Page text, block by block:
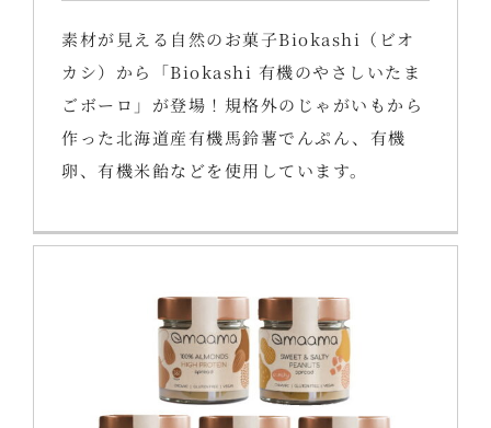
素材が見える自然のお菓子Biokashi（ビオ
カシ）から「Biokashi 有機のやさしいたま
ごボーロ」が登場！規格外のじゃがいもから
作った北海道産有機馬鈴薯でんぷん、有機
卵、有機米飴などを使用しています。